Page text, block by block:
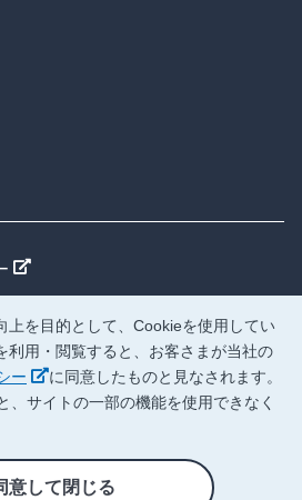
上を目的として、Cookieを使用してい
利用・閲覧すると、お客さまが当社の
ー
新しいウィンドウで開く
に同意したものと見なされます。
、サイトの一部の機能を使用できなく
意して閉じる
新しいウィンドウで開く
ィンドウで開く
ウで開く
新しいウィンドウで開く